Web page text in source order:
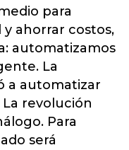
para
ahorrar costos,
automatizamos
La
a automatizar
revolución
Para
será